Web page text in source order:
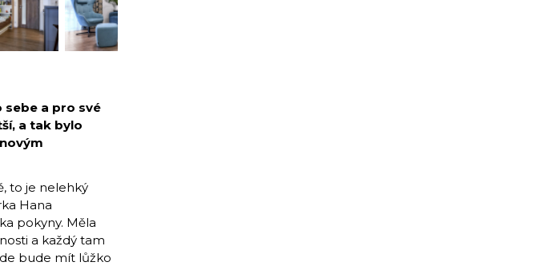
sebe a pro své
a tak bylo
to je nelehký
Hana
pokyny. Měla
a každý tam
bude mít lůžko